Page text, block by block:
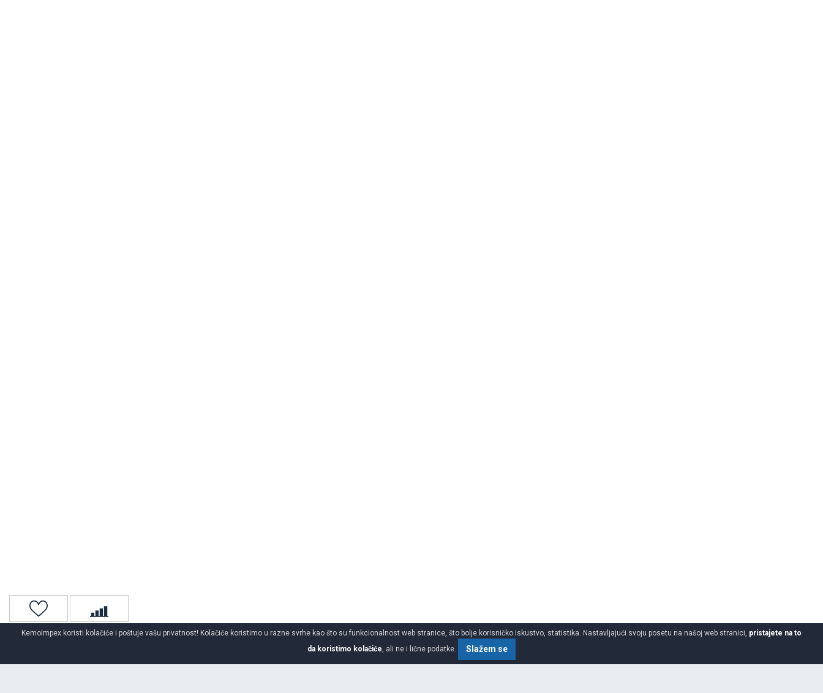
KemoImpex koristi kolačiće i poštuje vašu privatnost! Kolačiće koristimo u razne svrhe kao što su funkcionalnost web stranice, što bolje korisničko iskustvo, statistika. Nastavljajući svoju posetu na našoj web stranici, pristajete na to
da koristimo kolačiće , ali ne i lične podatke. Slažem se